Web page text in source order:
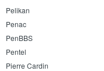
Pelikan
Penac
PenBBS
Pentel
Pierre Cardin